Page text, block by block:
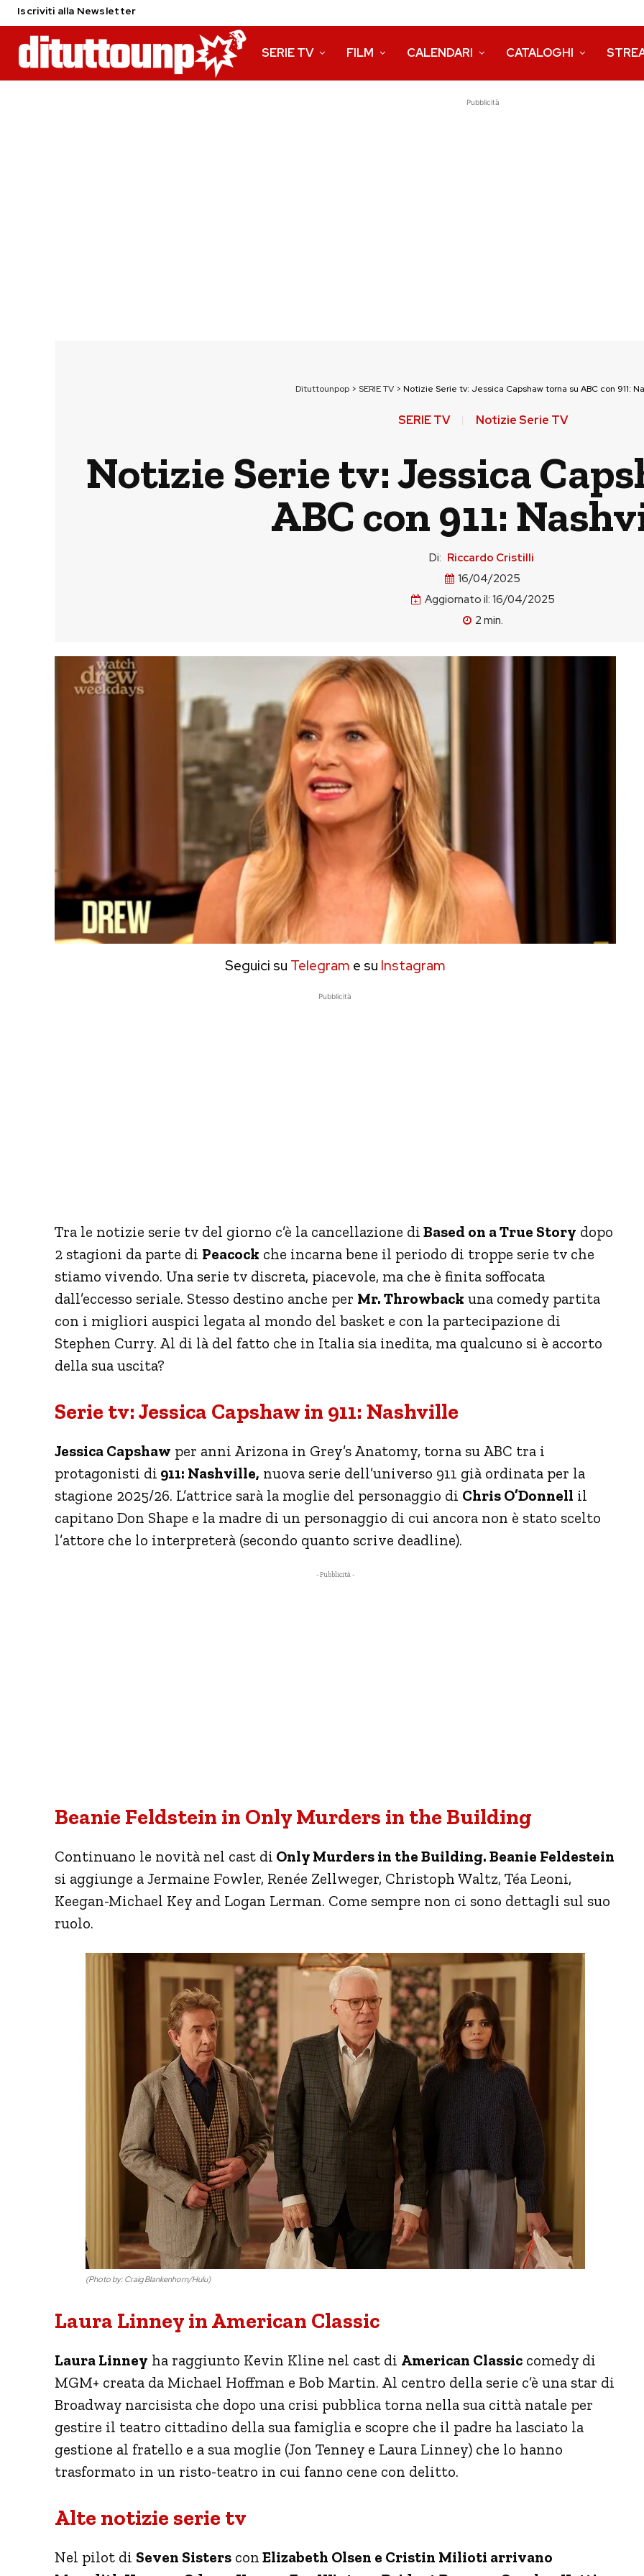
Iscriviti alla Newsletter
SERIE TV FILM CALENDARI CATALOGHI
Pubblicità
Dituttounpop> SERIE TV> Notizie Serie tv: Jessica Capshaw torna su ABC con 911:
SERIE TV Notizie Serie TV
Notizie Serie tv: Jessica
ABC con 911:
Di: Riccardo Cristilli
16/04/2025
Aggiornato il: 16/04/2025
2 min.
Seguici su Telegram e su Instagram
Pubblicità
Tra le notizie serie tv del giorno c’è la cancellazione di Based on a True Story dopo
2 stagioni da parte di Peacock che incarna bene il periodo di troppe serie tv che
stiamo vivendo. Una serie tv discreta, piacevole, ma che è finita soffocata
dall’eccesso seriale. Stesso destino anche per Mr. Throwback una comedy partita
con i migliori auspici legata al mondo del basket e con la partecipazione di
Stephen Curry. Al di là del fatto che in Italia sia inedita, ma qualcuno si è accorto
della sua uscita?
Serie tv: Jessica Capshaw in 911: Nashville
Jessica Capshaw per anni Arizona in Grey’s Anatomy, torna su ABC tra i
protagonisti di 911: Nashville, nuova serie dell’universo 911 già ordinata per la
stagione 2025/26. L’attrice sarà la moglie del personaggio di Chris O’Donnell il
capitano Don Shape e la madre di un personaggio di cui ancora non è stato scelto
l’attore che lo interpreterà (secondo quanto scrive deadline).
- Pubblicità -
Beanie Feldstein in Only Murders in the Building
Continuano le novità nel cast di Only Murders in the Building. Beanie Feldestein
si aggiunge a Jermaine Fowler, Renée Zellweger, Christoph Waltz, Téa Leoni,
Keegan-Michael Key and Logan Lerman. Come sempre non ci sono dettagli sul suo
ruolo.
(Photo by: Craig Blankenhorn/Hulu)
Laura Linney in American Classic
Laura Linney ha raggiunto Kevin Kline nel cast di American Classic comedy di
MGM+ creata da Michael Hoffman e Bob Martin. Al centro della serie c’è una star di
Broadway narcisista che dopo una crisi pubblica torna nella sua città natale per
gestire il teatro cittadino della sua famiglia e scopre che il padre ha lasciato la
gestione al fratello e a sua moglie (Jon Tenney e Laura Linney) che lo hanno
trasformato in un risto-teatro in cui fanno cene con delitto.
Alte notizie serie tv
Nel pilot di Seven Sisters con Elizabeth Olsen e Cristin Milioti arrivano